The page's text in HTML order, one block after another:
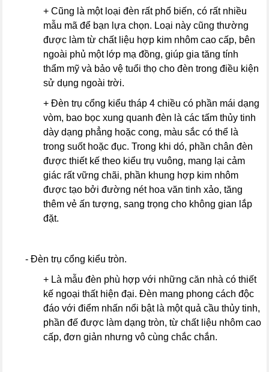
+ Cũng là một loại đèn rất phổ biến, có rất nhiều
mẫu mã để bạn lựa chọn. Loại này cũng thường
được làm từ chất liệu hợp kim nhôm cao cấp, bên
ngoài phủ một lớp mạ đồng, giúp gia tăng tính
thẩm mỹ và bảo vệ tuổi thọ cho đèn trong điều kiện
sử dụng ngoài trời.
+ Đèn trụ cổng kiểu tháp 4 chiều có phần mái dạng
vòm, bao bọc xung quanh đèn là các tấm thủy tinh
dày dạng phẳng hoặc cong, màu sắc có thể là
trong suốt hoặc đục. Trong khi dó, phần chân đèn
được thiết kế theo kiểu trụ vuông, mang lại cảm
giác rất vững chãi, phần khung hợp kim nhôm
được tạo bởi đường nét hoa văn tinh xảo, tăng
thêm vẻ ấn tượng, sang trọng cho không gian lắp
đặt.
- Đèn trụ cổng kiểu tròn.
+ Là mẫu đèn phù hợp với những căn nhà có thiết
kế ngoại thất hiện đại. Đèn mang phong cách độc
đáo với điểm nhấn nổi bật là một quả cầu thủy tinh,
phần đế được làm dạng tròn, từ chất liệu nhôm cao
cấp, đơn giản nhưng vô cùng chắc chắn.